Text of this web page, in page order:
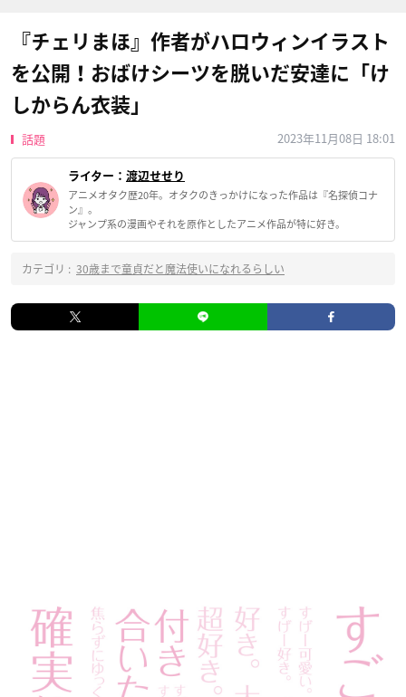
『チェリまほ』作者がハロウィンイラスト
を公開！おばけシーツを脱いだ安達に「け
しからん衣装」
話題 2023年11月08日 18:01
ライター： 渡辺せせり
アニメオタク歴20年。オタクのきっかけになった作品は『名探偵コナ
ン』。
ジャンプ系の漫画やそれを原作としたアニメ作品が特に好き。
カテゴリ : 30歳まで童貞だと魔法使いになれるらしい